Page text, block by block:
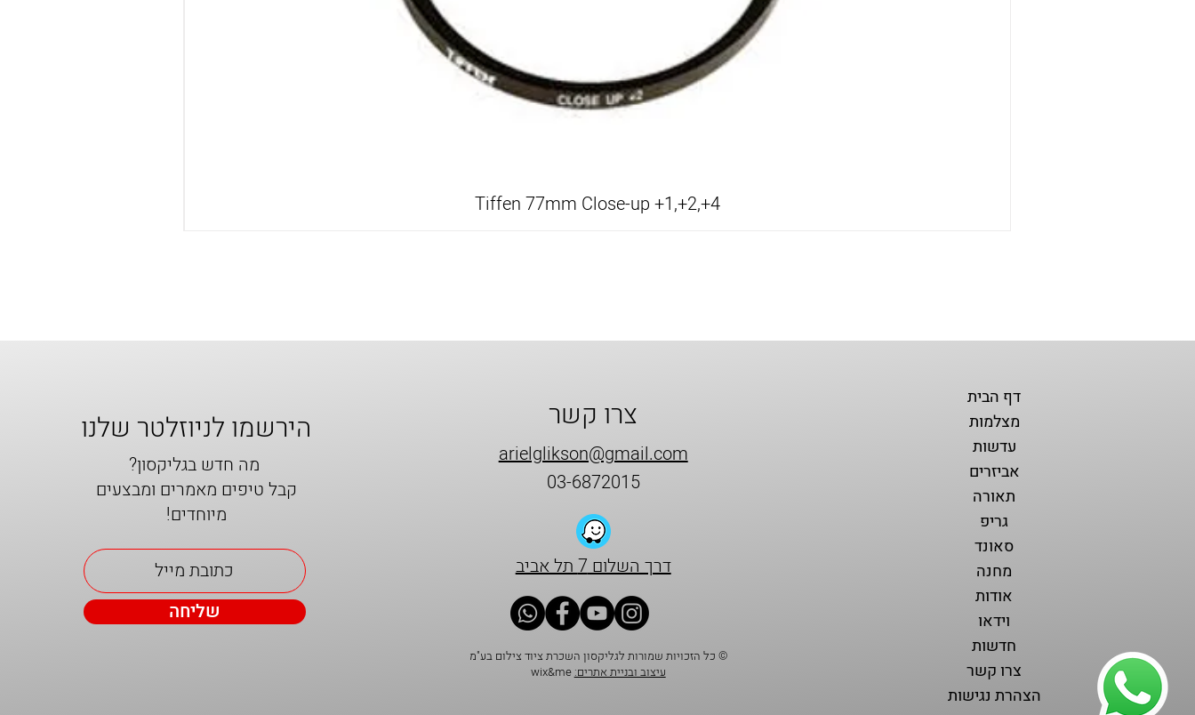
Tiffen 77mm Close-up +1,+2,+4
הירשמו לניוזלטר שלנו
מה חדש בגליקסון?
קבל טיפים מאמרים ומבצעים
מיוחדים!
שליחה
צרו קשר
arielglikson@gmail.com
03-6872015
דרך השלום 7 תל אביב
© כל הזכויות שמורות לגליקסון השכרת ציוד צילום בע"מ
עיצוב ובניית אתרים: wix&me
דף הבית
מצלמות
עדשות
אביזרים
תאורה
גריפ
סאונד
מחנה
אודות
וידאו
חדשות
צרו קשר
הצהרת נגישות